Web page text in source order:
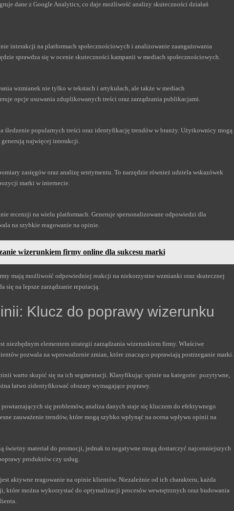
dane z Google Analytics, co daje możliwość analizy skuteczności działań
interakcji na platformach społecznościowych i analizowanie zaangażowania
sprawdza się w ocenie skuteczności kampanii w mediach społecznościowych.
wzmianek nie tylko w tekstach i artykułach, ale także w mediach
opcje usuwania zduplikowanych treści oraz zarządzania publikacjami.
śledzenie popularnych treści oraz identyfikację trendów w branży. Użytkownicy mogą
najwięcej interakcji.
zasięgów oraz analizę sentymentu. To narzędzie również udziela wskazówek
marki w internecie.
recenzji na wielu platformach. Generuje spersonalizowane odpowiedzi dla
na szybkie reagowanie na opinie.
wizerunkiem firmy online dla sukcesu marki
mają możliwość odpowiedniej reakcji na niekorzystne wzmianki oraz skutecznej
się na lepsze zarządzanie reputacją.
Klucz do poprawy wizerunku
elementem strategii zarządzania wizerunkiem firmy. Właściwe
pozwala na wprowadzenie zmian, które znacząco poprawiają postrzeganie marki.
warto skupić się na ich segmentacji. Klasyfikując opinie na kategorie: pozytywne,
łatwo zidentyfikować obszary wymagające poprawy.
się problemów, analiza danych staje się kluczem do efektywnego
zauważenie trendów, które mogą szybko wpłynąć na ocena wpływu opinii na
świetny materiał do promocji, jednak to negatywne mogą dostarczyć najcenniejszych
produktów czy usług.
aktywne reagowanie na opinie klientów. Niezależnie od ich charakteru, każda
które można wykorzystać do optymalizacji procesów wewnętrznych oraz budowania